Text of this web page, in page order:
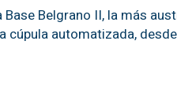
Belgrano II, la más
cúpula automatizada,